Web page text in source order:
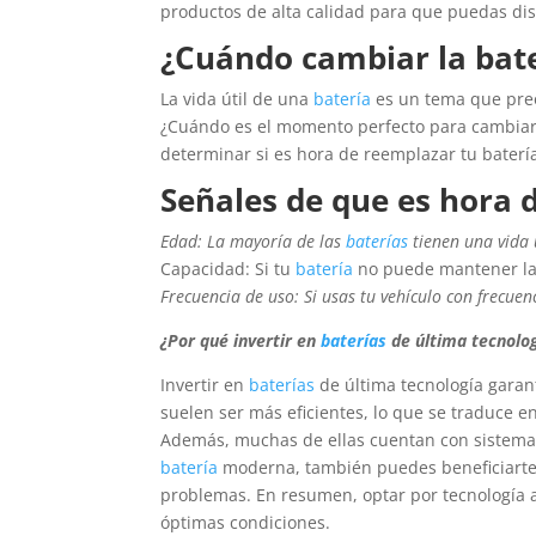
productos de alta calidad para que puedas
¿Cuándo cambiar la
La vida útil de una batería es un tema que
¿Cuándo es el momento perfecto para
determinar si es hora de reemplazar tu
Señales de que es
Edad: La mayoría de lasbaterías tienen una vida
Capacidad: Si tu batería no puede mantener
Frecuencia de uso: Si usas tu vehículo con
¿Por qué invertir enbaterías de última
Invertir en baterías de última tecnología
suelen ser más eficientes, lo que se traduce
Además, muchas de ellas cuentan con
batería moderna, también puedes
problemas. En resumen, optar por
óptimas condiciones.